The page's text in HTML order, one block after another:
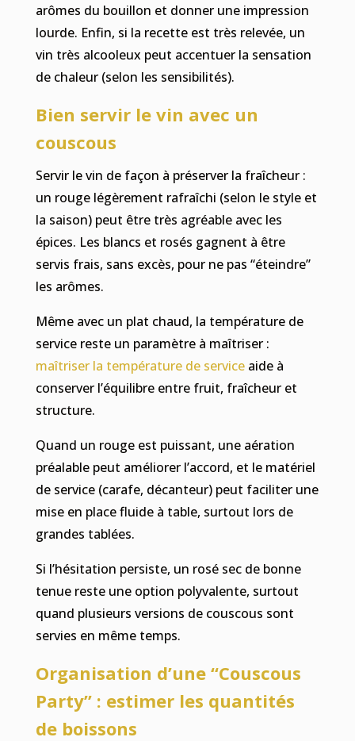
arômes du bouillon et donner une impression
lourde. Enfin, si la recette est très relevée, un
vin très alcooleux peut accentuer la sensation
de chaleur (selon les sensibilités).
Bien servir le vin avec un
couscous
Servir le vin de façon à préserver la fraîcheur :
un rouge légèrement rafraîchi (selon le style et
la saison) peut être très agréable avec les
épices. Les blancs et rosés gagnent à être
servis frais, sans excès, pour ne pas “éteindre”
les arômes.
Même avec un plat chaud, la température de
service reste un paramètre à maîtriser :
maîtriser la température de serviceaide à
conserver l’équilibre entre fruit, fraîcheur et
structure.
Quand un rouge est puissant, une aération
préalable peut améliorer l’accord, et le matériel
de service (carafe, décanteur) peut faciliter une
mise en place fluide à table, surtout lors de
grandes tablées.
Si l’hésitation persiste, un rosé sec de bonne
tenue reste une option polyvalente, surtout
quand plusieurs versions de couscous sont
servies en même temps.
Organisation d’une “Couscous
Party” : estimer les quantités
de boissons